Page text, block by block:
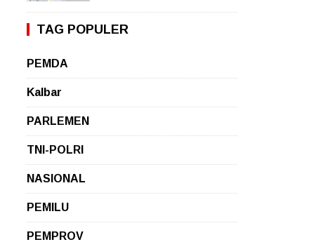
TAG POPULER
PEMDA
Kalbar
PARLEMEN
TNI-POLRI
NASIONAL
PEMILU
PEMPROV